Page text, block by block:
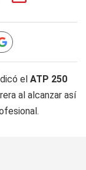
el ATP 250
al alcanzar así